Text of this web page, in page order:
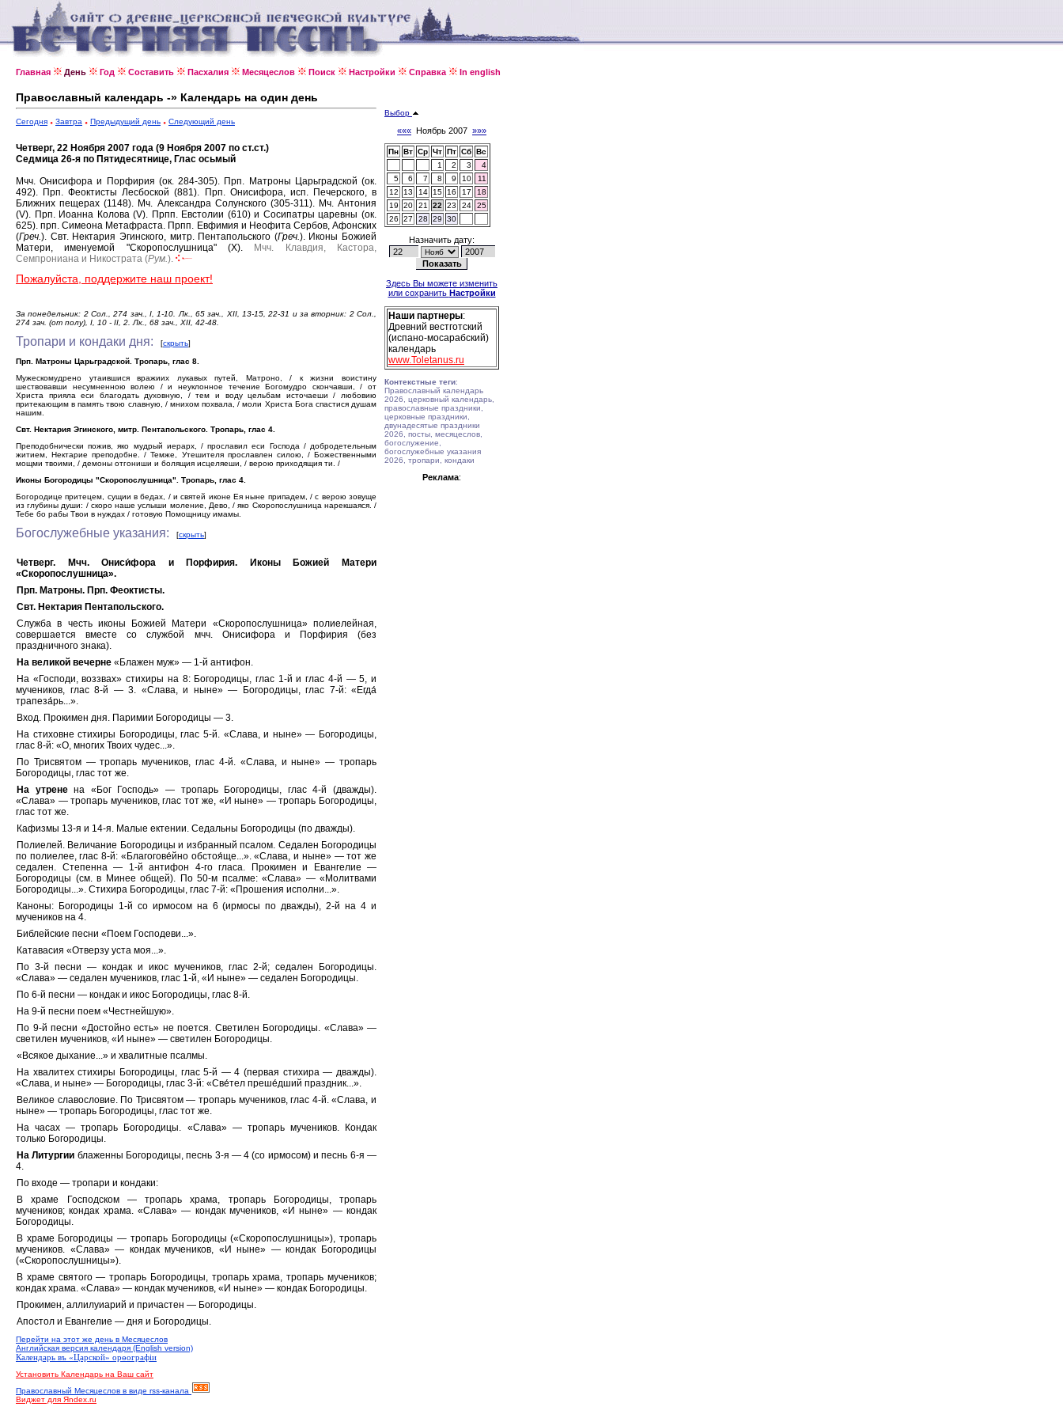
Главная День Год Составить Пасхалия Месяцеслов Поиск Настройки Справка In english
Православный календарь -» Календарь на один день
Сегодня Завтра Предыдущий день Следующий день
Четверг, 22 Ноября 2007 года (9 Ноября 2007 по ст.ст.)
Седмица 26-я по Пятидесятнице, Глас осьмый
Мчч. Онисифора и Порфирия (ок. 284-305). Прп. Матроны Царьградской (ок.
492). Прп. Феоктисты Лесбоской (881).
Прп. Онисифора, исп. Печерского, в
Ближних пещерах (1148). Мч. Александра Солунского (305-311). Мч. Антония
(V). Прп. Иоанна Колова (V). Прпп. Евстолии (610) и Сосипатры царевны (ок.
625).прп. Симеона Метафраста. Прпп. Евфимия и Неофита Сербов, Афонских
(Греч.). Свт. Нектария Эгинского, митр. Пентапольского (Греч.). Иконы Божией
Матери, именуемой "Скоропослушница" (X).
Мчч. Клавдия, Кастора,
Семпрониана и Никострата (Рум.).
Пожалуйста, поддержите наш проект!
За понедельник: 2 Сол., 274 зач., І, 1-10. Лк., 65 зач., XII, 13-15, 22-31 и за вторник: 2 Сол.,
274 зач. (от полу), I, 10 - II, 2. Лк., 68 зач., XII, 42-48.
Тропари и кондаки дня: [скрыть]
Прп. Матроны Царьградской. Тропарь, глас 8.
Мужескомудрено утаившися вражиих лукавых путей, Матроно, / к жизни воистину
шествовавши несумненною волею / и неуклонное течение Богомудро скончавши, / от
Христа прияла еси благодать духовную, / тем и воду цельбам источаеши / любовию
притекающим в память твою славную, / мнихом похвала, / моли Христа Бога спастися душам
нашим.
Свт. Нектария Эгинского, митр. Пентапольского. Тропарь, глас 4.
Преподобнически пожив, яко мудрый иерарх, / прославил еси Господа / добродетельным
житием, Нектарие преподобне. / Темже, Утешителя прославлен силою, / Божественными
мощми твоими, / демоны отгониши и болящия исцеляеши, / верою приходящия ти. /
Иконы Богородицы "Скоропослушница". Тропарь, глас 4.
Богородице притецем, сущии в бедах, / и святей иконе Ея ныне припадем, / с верою зовуще
из глубины души: / скоро наше услыши моление, Дево, / яко Скоропослушница нарекшаяся. /
Тебе бо рабы Твои в нуждах / готовую Помощницу имамы.
Богослужебные указания: [скрыть]
Четверг. Мчч. Ониси́фора и Порфирия. Иконы Божией Матери
«Скоропослушница».
Прп. Матроны. Прп. Феоктисты.
Свт. Нектария Пентапольского.
Служба в честь иконы Божией Матери «Скоропослушница» полиелейная,
совершается вместе со службой мчч. Онисифора и Порфирия (без
праздничного знака).
На великой вечерне «Блажен муж» — 1-й антифон.
На «Господи, воззвах» стихиры на 8: Богородицы, глас 1-й и глас 4-й — 5, и
мучеников, глас 8-й — 3. «Слава, и ныне» — Богородицы, глас 7-й: «Егда́
трапеза́рь...».
Вход. Прокимен дня. Паримии Богородицы — 3.
На стиховне стихиры Богородицы, глас 5-й. «Слава, и ныне» — Богородицы,
глас 8-й: «О, многих Твоих чудес...».
По Трисвятом — тропарь мучеников, глас 4-й. «Слава, и ныне» — тропарь
Богородицы, глас тот же.
На утренена «Бог Господь» — тропарь Богородицы, глас 4-й (дважды).
«Слава» — тропарь мучеников, глас тот же, «И ныне» — тропарь Богородицы,
глас тот же.
Кафизмы 13-я и 14-я. Малые ектении. Седальны Богородицы (по дважды).
Полиелей. Величание Богородицы и избранный псалом. Седален Богородицы
по полиелее, глас 8-й: «Благогове́йно обстоя́ще...». «Слава, и ныне» — тот же
седален. Степенна — 1-й антифон 4-го гласа. Прокимен и Евангелие —
Богородицы (см. в Минее общей). По 50-м псалме: «Слава» — «Молитвами
Богородицы...». Стихира Богородицы, глас 7-й: «Прошения исполни...».
Каноны: Богородицы 1-й со ирмосом на 6 (ирмосы по дважды), 2-й на 4 и
мучеников на 4.
Библейские песни «Поем Господеви...».
Катавасия «Отверзу уста моя...».
По 3-й песни — кондак и икос мучеников, глас 2-й; седален Богородицы.
«Слава» — седален мучеников, глас 1-й, «И ныне» — седален Богородицы.
По 6-й песни — кондак и икос Богородицы, глас 8-й.
На 9-й песни поем «Честнейшую».
По 9-й песни «Достойно есть» не поется. Светилен Богородицы. «Слава» —
светилен мучеников, «И ныне» — светилен Богородицы.
«Всякое дыхание...» и хвалитные псалмы.
На хвалитех стихиры Богородицы, глас 5-й — 4 (первая стихира — дважды).
«Слава, и ныне» — Богородицы, глас 3-й: «Све́тел преше́дший праздник...».
Великое славословие. По Трисвятом — тропарь мучеников, глас 4-й. «Слава, и
ныне» — тропарь Богородицы, глас тот же.
На часах — тропарь Богородицы. «Слава» — тропарь мучеников. Кондак
только Богородицы.
На Литургии блаженны Богородицы, песнь 3-я — 4 (со ирмосом) и песнь 6-я —
4.
По входе — тропари и кондаки:
В храме Господском — тропарь храма, тропарь Богородицы, тропарь
мучеников; кондак храма. «Слава» — кондак мучеников, «И ныне» — кондак
Богородицы.
В храме Богородицы — тропарь Богородицы («Скоропослушницы»), тропарь
мучеников. «Слава» — кондак мучеников, «И ныне» — кондак Богородицы
(«Скоропослушницы»).
В храме святого — тропарь Богородицы, тропарь храма, тропарь мучеников;
кондак храма. «Слава» — кондак мучеников, «И ныне» — кондак Богородицы.
Прокимен, аллилуиарий и причастен — Богородицы.
Апостол и Евангелие — дня и Богородицы.
Перейти на этот же день в Месяцеслов
Английская версия календаря (English version)
Календарь въ «Царской» орѳографiи
Установить Календарь на Ваш сайт
Православный Месяцеслов в виде rss-канала
Виджет для Яndex.ru
Выбор
««« Ноябрь 2007 »»»
Пн Вт Ср Чт Пт Сб Вс
1
2 3
4
5
6 7 8 9 10
11
12
13 14 15 16 17
18
19
20 21 22 23 24
25
26
27 28 29 30
Назначить дату:
Здесь Вы можете изменить
или сохранить Настройки
Наши партнеры:
Древний вестготский
(испано-мосарабский)
календарь
www.Toletanus.ru
Контекстные теги:
Православный календарь
2026, церковный календарь,
православные праздники,
церковные праздники,
двунадесятые праздники
2026, посты, месяцеслов,
богослужение,
богослужебные указания
2026, тропари, кондаки
Реклама: